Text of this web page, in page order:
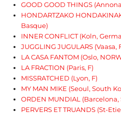
GOOD GOOD THINGS
HONDARTZAKO
Basque)
INNER CONFLICT (Koln,
JUGGLING JUGULARS (Vaasa,
LA CASA FANTOM (Oslo,
LA FRACTION (Paris, F)
MISSRATCHED (Lyon, F)
MY MAN MIKE (Seoul, South
ORDEN MUNDIAL (Barcelona,
PERVERS ET TRUANDS (St-